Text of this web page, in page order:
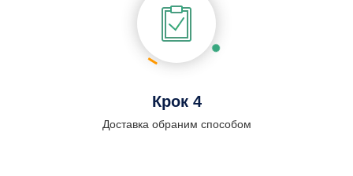
Крок 4
Доставка обраним способом